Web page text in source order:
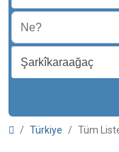
Türkiye Tüm